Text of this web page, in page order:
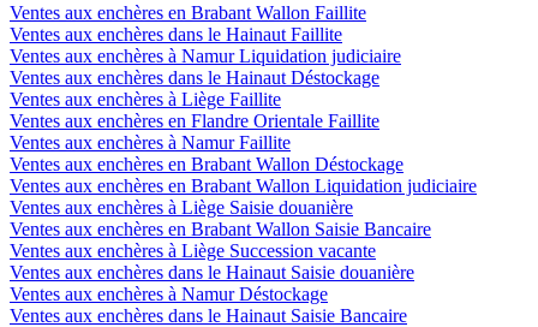
Ventes aux enchères en Brabant Wallon Faillite
Ventes aux enchères dans le Hainaut Faillite
Ventes aux enchères à Namur Liquidation judiciaire
Ventes aux enchères dans le Hainaut Déstockage
Ventes aux enchères à Liège Faillite
Ventes aux enchères en Flandre Orientale Faillite
Ventes aux enchères à Namur Faillite
Ventes aux enchères en Brabant Wallon Déstockage
Ventes aux enchères en Brabant Wallon Liquidation judiciaire
Ventes aux enchères à Liège Saisie douanière
Ventes aux enchères en Brabant Wallon Saisie Bancaire
Ventes aux enchères à Liège Succession vacante
Ventes aux enchères dans le Hainaut Saisie douanière
Ventes aux enchères à Namur Déstockage
Ventes aux enchères dans le Hainaut Saisie Bancaire